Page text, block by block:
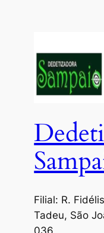
Filial: R.
Tadeu, São